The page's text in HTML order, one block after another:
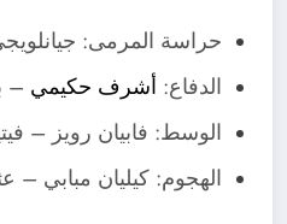
حراسة المرمى:
الدفاع: أشرف حكيمي –
الوسط: فابيان رويز –
الهجوم: كيليان مبابي –